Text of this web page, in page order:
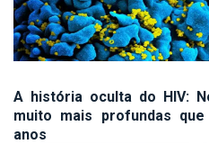
A história oculta do HIV:
muito mais profundas
anos